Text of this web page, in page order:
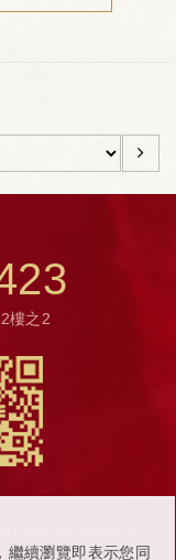
繼續瀏覽即表示您同
樓之2
Reserved.